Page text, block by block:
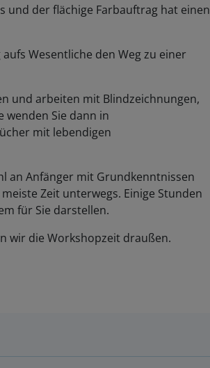
und der flächige Farbauftrag hat einen
Wesentliche den Weg zu einer
und arbeiten mit Blindzeichnungen,
Sie dann in
mit lebendigen
an Anfänger mit Grundkenntnissen
Zeit unterwegs. Einige Stunden
für Sie darstellen.
wir die Workshopzeit draußen.